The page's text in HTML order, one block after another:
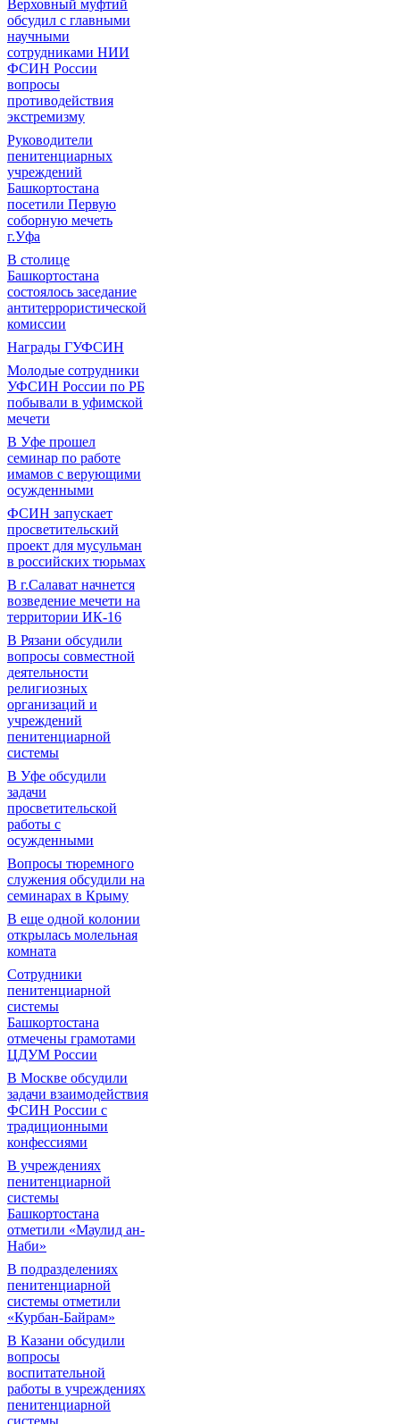
Верховный муфтий
обсудил с главными
научными
сотрудниками НИИ
ФСИН России
вопросы
противодействия
экстремизму
Руководители
пенитенциарных
учреждений
Башкортостана
посетили Первую
соборную мечеть
г.Уфа
В столице
Башкортостана
состоялось заседание
антитеррористической
комиссии
Награды ГУФСИН
Молодые сотрудники
УФСИН России по РБ
побывали в уфимской
мечети
В Уфе прошел
семинар по работе
имамов с верующими
осужденными
ФСИН запускает
просветительский
проект для мусульман
в российских тюрьмах
В г.Салават начнется
возведение мечети на
территории ИК-16
В Рязани обсудили
вопросы совместной
деятельности
религиозных
организаций и
учреждений
пенитенциарной
системы
В Уфе обсудили
задачи
просветительской
работы с
осужденными
Вопросы тюремного
служения обсудили на
семинарах в Крыму
В еще одной колонии
открылась молельная
комната
Сотрудники
пенитенциарной
системы
Башкортостана
отмечены грамотами
ЦДУМ России
В Москве обсудили
задачи взаимодействия
ФСИН России с
традиционными
конфессиями
В учреждениях
пенитенциарной
системы
Башкортостана
отметили «Маулид ан-
Наби»
В подразделениях
пенитенциарной
системы отметили
«Курбан-Байрам»
В Казани обсудили
вопросы
воспитательной
работы в учреждениях
пенитенциарной
системы